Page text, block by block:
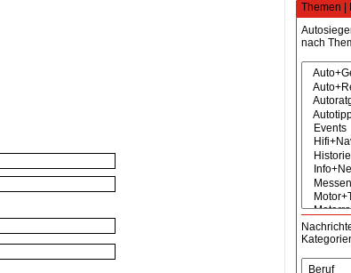
Themen |
nach